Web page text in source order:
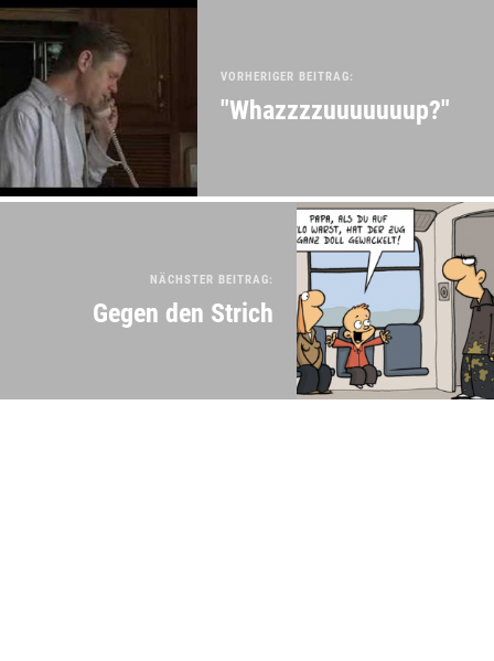
VORHERIGER BEITRAG:
"Whazzzzuuuuuuup?"
NÄCHSTER BEITRAG:
Gegen den Strich